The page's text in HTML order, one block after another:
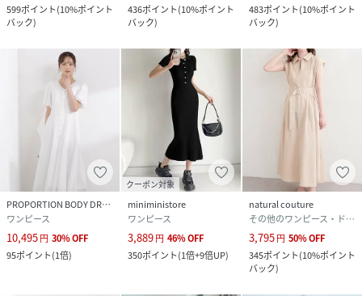
599ポイント(10%ポイント
バック)
436ポイント(10%ポイント
バック)
483ポイント(10%ポイント
バック)
PROPORTION BODY DRESSING
ワンピース
10,495円 30%OFF
95ポイント(1倍)
クーポン対象
miniministore
ワンピース
3,889円 46%OFF
350ポイント(1倍+9倍UP)
natural couture
その他のワンピース・ドレス
3,795円 50%OFF
345ポイント(10%ポイント
バック)